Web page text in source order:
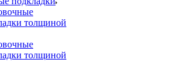
толщиной
толщиной